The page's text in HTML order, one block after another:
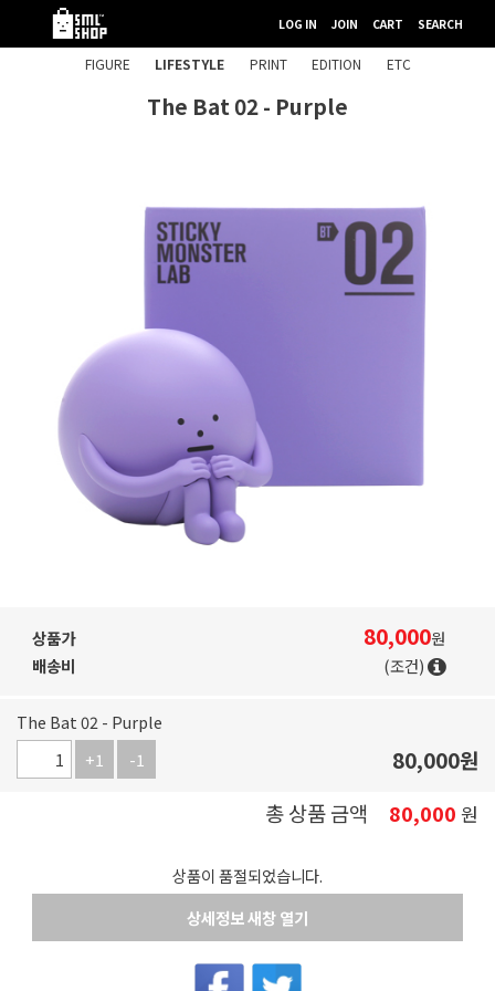
LOG IN JOIN CART SEARCH
FIGURE LIFESTYLE PRINT EDITION ETC
The Bat 02 - Purple
상품가 80,000원
배송비
(조건)
The Bat 02 - Purple
+1
-1 80,000원
총 상품 금액
80,000 원
상품이 품절되었습니다.
상세정보 새창 열기